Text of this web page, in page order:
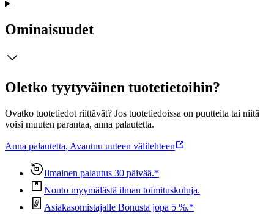
Ominaisuudet
Oletko tyytyväinen tuotetietoihin?
Ovatko tuotetiedot riittävät? Jos tuotetiedoissa on puutteita tai niitä
voisi muuten parantaa, anna palautetta.
Anna palautetta, Avautuu uuteen välilehteen
Ilmainen palautus 30 päivää.*
Nouto myymälästä ilman toimituskuluja.
Asiakasomistajalle Bonusta jopa 5 %.*